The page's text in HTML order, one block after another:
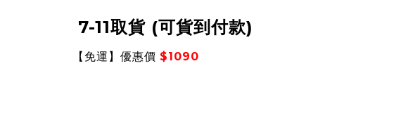
7-11取貨 (可貨到付款)
【免運】優惠價 $1090